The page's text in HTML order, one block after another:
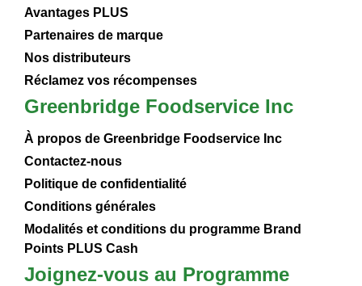
Avantages PLUS
Partenaires de marque
Nos distributeurs
Réclamez vos récompenses
Greenbridge Foodservice Inc
À propos de Greenbridge Foodservice Inc
Contactez-nous
Politique de confidentialité
Conditions générales
Modalités et conditions du programme Brand
Points PLUS Cash
Joignez-vous au Programme